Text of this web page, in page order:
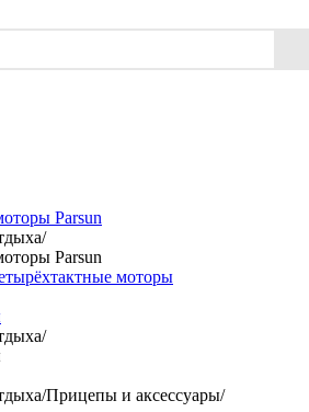
Parsun
/
Parsun
моторы
/
/Прицепы и аксессуары/